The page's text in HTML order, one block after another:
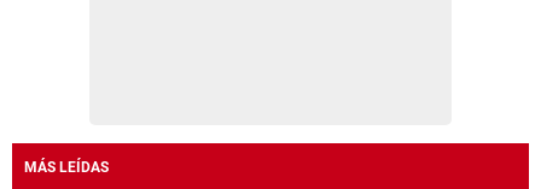
MÁS LEÍDAS